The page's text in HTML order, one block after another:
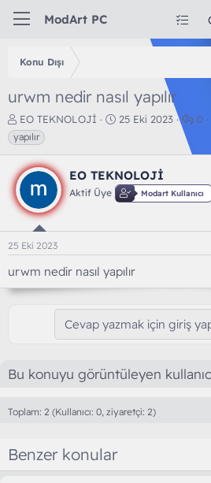
ModArt PC
Konu Dışı
urwm nedir nasıl yapılır
K
o
n
u
y
u
b
a
ş
a
t
EO TEKNOLOJİ
B
a
n
g
ç
r
i
25 Eki 2023
C
l
a
0
yapılır
EO TEKNOLOJİ
Aktif Üye Modart Kullanıcı
25 Eki 2023
urwm nedir nasıl yapılır
Cevap yazmak için giriş
Bu konuyu görüntüleyen
Toplam: 2 (Kullanıcı: 0, ziyaretçi: 2)
Benzer konular